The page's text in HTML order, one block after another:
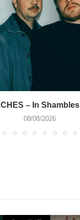
CHES – In Shambles
08/08/2026